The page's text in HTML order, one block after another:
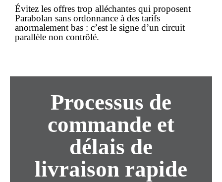
Évitez les offres trop alléchantes qui proposent
Parabolan sans ordonnance à des tarifs
anormalement bas : c’est le signe d’un circuit
parallèle non contrôlé.
Processus de
commande et
délais de
livraison rapide